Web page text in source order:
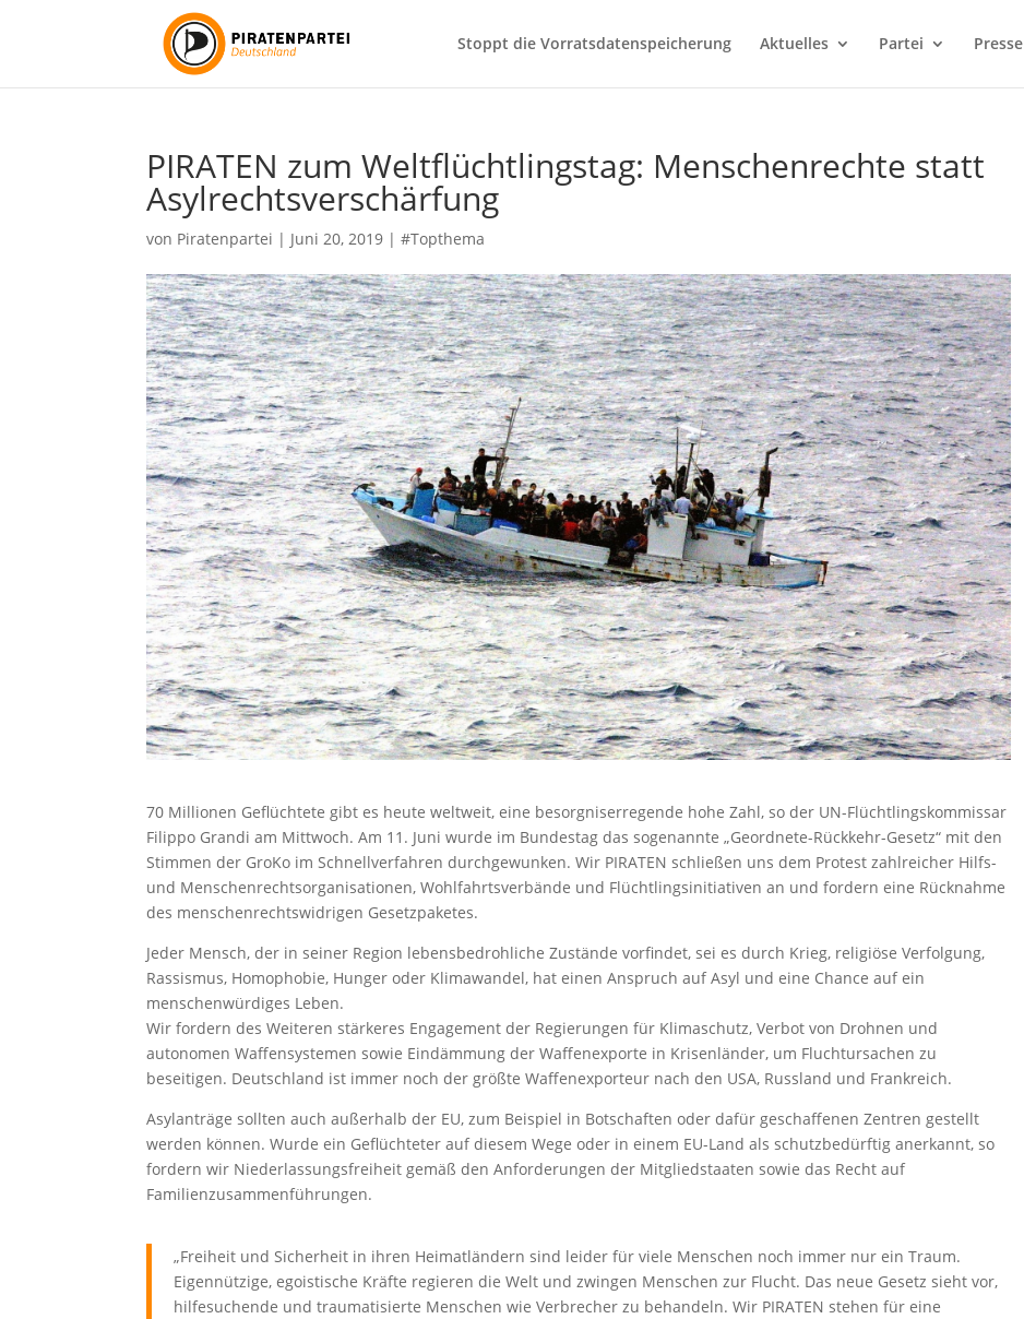
Stoppt die Vorratsdatenspeicherung Aktuelles Partei Presse
PIRATEN zum Weltflüchtlingstag: Menschenrechte statt
Asylrechtsverschärfung
von Piratenpartei | Juni 20, 2019 |#Topthema
70 Millionen Geflüchtete gibt es heute weltweit, eine besorgniserregende hohe Zahl, so der UN-Flüchtlingskommissar
Filippo Grandi am Mittwoch. Am 11. Juni wurde im Bundestag das sogenannte „Geordnete-Rückkehr-Gesetz“ mit den
Stimmen der GroKo im Schnellverfahren durchgewunken. Wir PIRATEN schließen uns dem Protest zahlreicher Hilfs-
und Menschenrechtsorganisationen, Wohlfahrtsverbände und Flüchtlingsinitiativen an und fordern eine Rücknahme
des menschenrechtswidrigen Gesetzpaketes.
Jeder Mensch, der in seiner Region lebensbedrohliche Zustände vorfindet, sei es durch Krieg, religiöse Verfolgung,
Rassismus, Homophobie, Hunger oder Klimawandel, hat einen Anspruch auf Asyl und eine Chance auf ein
menschenwürdiges Leben.
Wir fordern des Weiteren stärkeres Engagement der Regierungen für Klimaschutz, Verbot von Drohnen und
autonomen Waffensystemen sowie Eindämmung der Waffenexporte in Krisenländer, um Fluchtursachen zu
beseitigen. Deutschland ist immer noch der größte Waffenexporteur nach den USA, Russland und Frankreich.
Asylanträge sollten auch außerhalb der EU, zum Beispiel in Botschaften oder dafür geschaffenen Zentren gestellt
werden können. Wurde ein Geflüchteter auf diesem Wege oder in einem EU-Land als schutzbedürftig anerkannt, so
fordern wir Niederlassungsfreiheit gemäß den Anforderungen der Mitgliedstaaten sowie das Recht auf
Familienzusammenführungen.
„Freiheit und Sicherheit in ihren Heimatländern sind leider für viele Menschen noch immer nur ein Traum.
Eigennützige, egoistische Kräfte regieren die Welt und zwingen Menschen zur Flucht. Das neue Gesetz sieht vor,
hilfesuchende und traumatisierte Menschen wie Verbrecher zu behandeln. Wir PIRATEN stehen für eine